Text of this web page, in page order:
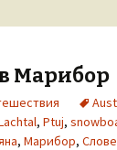
Марибор
, Ptuj,
, Марибор,